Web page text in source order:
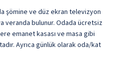
şömine ve düz ekran televizyon
veranda bulunur. Odada ücretsiz
emanet kasası ve masa gibi
Ayrıca günlük olarak oda/kat